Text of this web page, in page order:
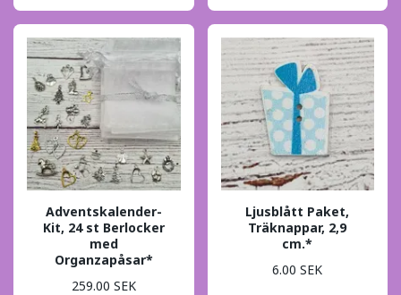
Adventskalender-
Kit, 24 st Berlocker
med
Organzapåsar*
259.00 SEK
Ljusblått Paket,
Träknappar, 2,9
cm.*
6.00 SEK